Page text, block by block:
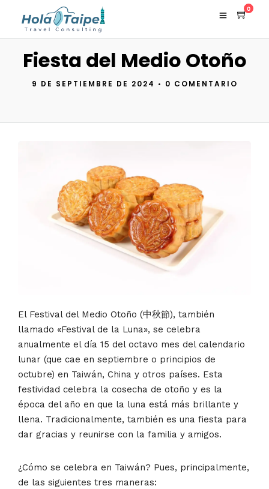
0
Fiesta del Medio Otoño
9 DE SEPTIEMBRE DE 2024 • 0 COMENTARIO
El Festival del Medio Otoño (中秋節), también
llamado «Festival de la Luna», se celebra
anualmente el día 15 del octavo mes del calendario
lunar (que cae en septiembre o principios de
octubre) en Taiwán, China y otros países. Esta
festividad celebra la cosecha de otoño y es la
época del año en que la luna está más brillante y
llena. Tradicionalmente, también es una fiesta para
dar gracias y reunirse con la familia y amigos.
¿Cómo se celebra en Taiwán? Pues, principalmente,
de las siguientes tres maneras: